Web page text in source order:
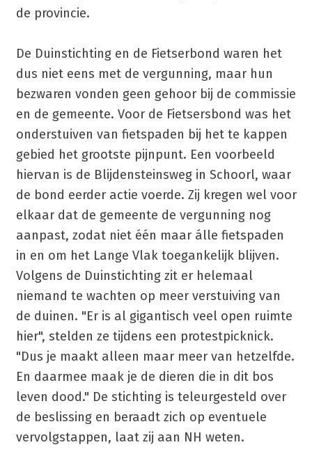
de provincie.
De Duinstichting en de Fietserbond waren het
dus niet eens met de vergunning, maar hun
bezwaren vonden geen gehoor bij de commissie
en de gemeente. Voor de Fietsersbond was het
onderstuiven van fietspaden bij het te kappen
gebied het grootste pijnpunt. Een voorbeeld
hiervan is de Blijdensteinsweg in Schoorl, waar
de bond eerder actie voerde. Zij kregen wel voor
elkaar dat de gemeente de vergunning nog
aanpast, zodat niet één maar álle fietspaden
in en om het Lange Vlak toegankelijk blijven.
Volgens de Duinstichting zit er helemaal
niemand te wachten op meer verstuiving van
de duinen. "Er is al gigantisch veel open ruimte
hier", stelden ze tijdens een protestpicknick.
"Dus je maakt alleen maar meer van hetzelfde.
En daarmee maak je de dieren die in dit bos
leven dood." De stichting is teleurgesteld over
de beslissing en beraadt zich op eventuele
vervolgstappen, laat zij aan NH weten.